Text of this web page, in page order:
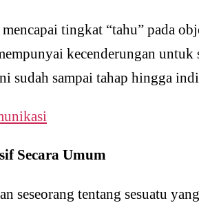
tingkat “tahu” pada
kecenderungan untuk
sudah sampai tahap hingga
Secara Umum
seseorang tentang sesuatu